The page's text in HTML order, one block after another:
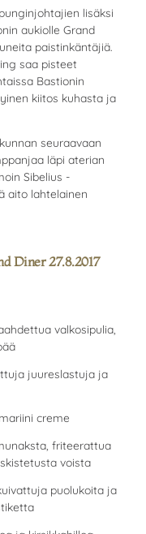
lisäksi
aukiolle Grand
paistinkäntäjiä.
saa pisteet
Bastionin
kiitos kuhasta ja
seuraavaan
läpi aterian
Sibelius -
aito lahtelainen
Diner 27.8.2017
valkosipulia,
juureslastuja ja
creme
friteerattua
voista
puolukoita ja